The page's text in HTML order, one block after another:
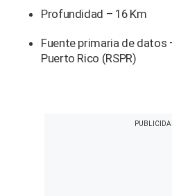
Profundidad – 16 Km
Fuente primaria de datos
Puerto Rico (RSPR)